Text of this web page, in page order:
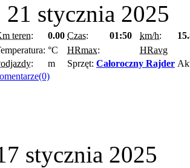
stycznia 2025
teren: 0.00 Czas: 01:50 km/h:
°C HRmax:
HRavg
m Sprzęt: Całoroczny Rajder
stycznia 2025